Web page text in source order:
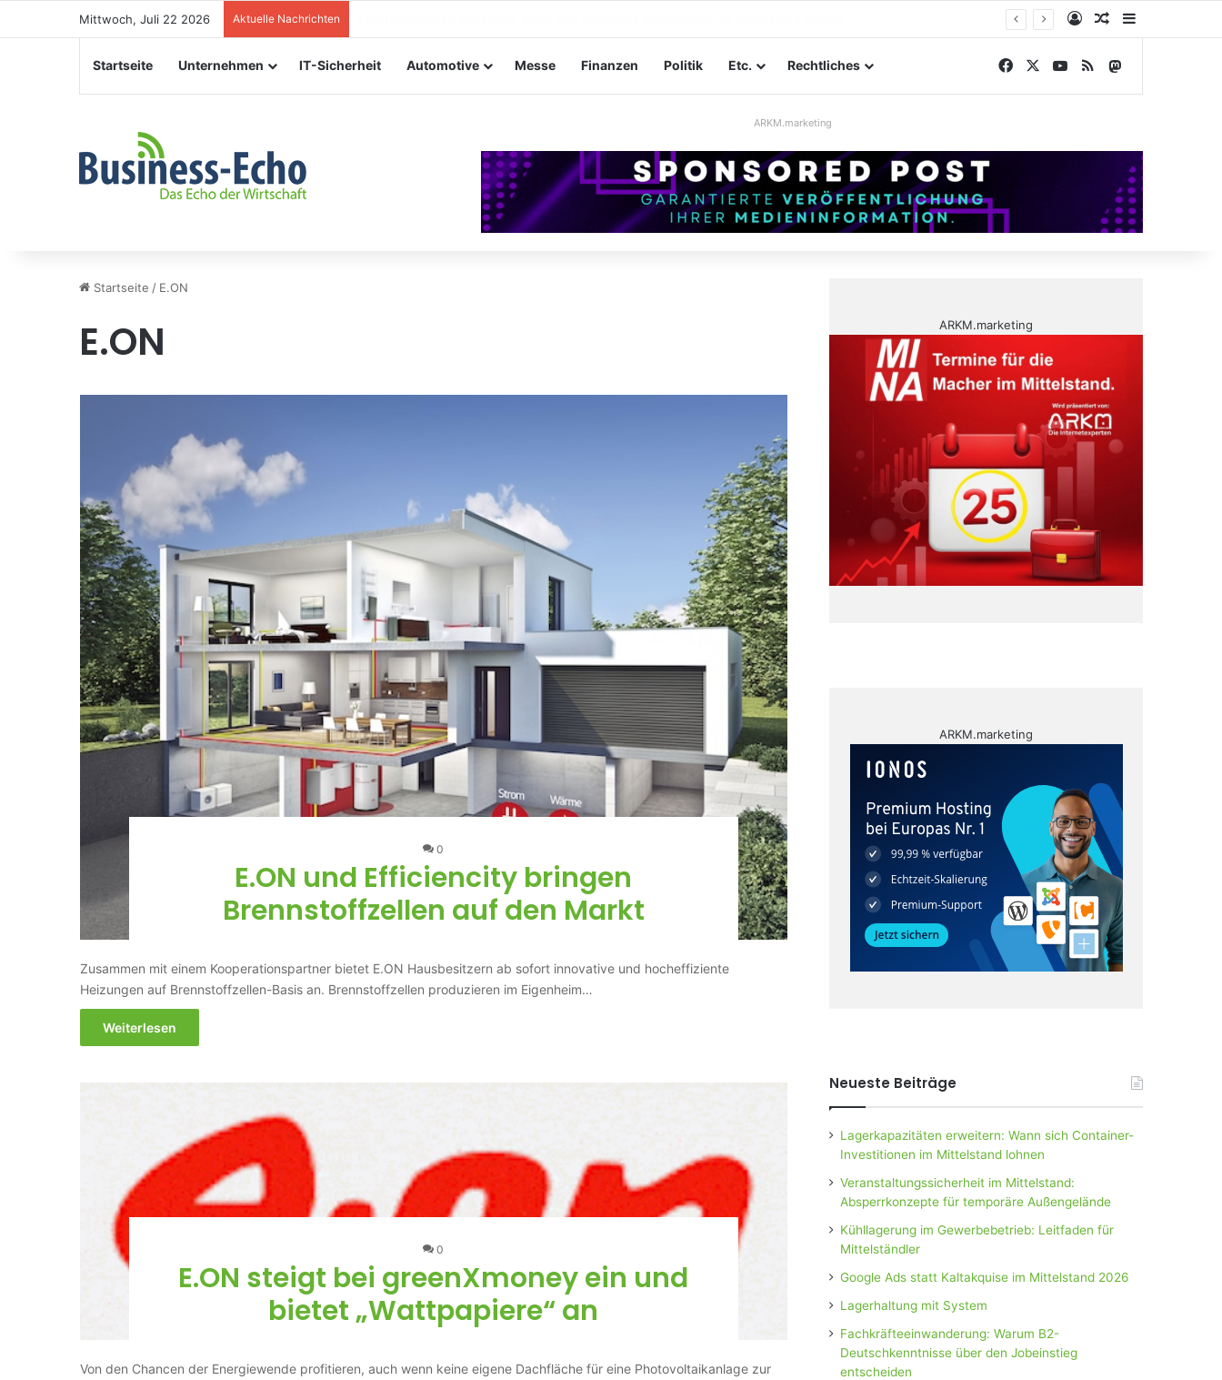
Mittwoch, Juli 22 2026 Aktuelle Nachrichten AnmeldenZufälliger
Startseite Unternehmen IT-Sicherheit Automotive Messe Finanzen Politik Etc. Rechtliches Facebook YouTube
RSS
ARKM.marketing
Startseite / E.ON
E.ON
0
E.ON und Efficiencity bringen
Brennstoffzellen auf den Markt
Zusammen mit einem Kooperationspartner bietet E.ON Hausbesitzern ab sofort innovative und hocheffiziente
Heizungen auf Brennstoffzellen-Basis an. Brennstoffzellen produzieren im Eigenheim…
Weiterlesen
0
E.ON steigt bei greenXmoney ein und
bietet „Wattpapiere“ an
Von den Chancen der Energiewende profitieren, auch wenn keine eigene Dachfläche für eine Photovoltaikanlage zur
ARKM.marketing
ARKM.marketing
Neueste Beiträge
Lagerkapazitäten erweitern: Wann sich Container-
Investitionen im Mittelstand lohnen
Veranstaltungssicherheit im Mittelstand:
Absperrkonzepte für temporäre Außengelände
Kühllagerung im Gewerbebetrieb: Leitfaden für
Mittelständler
Google Ads statt Kaltakquise im Mittelstand 2026
Lagerhaltung mit System
Fachkräfteeinwanderung: Warum B2-
Deutschkenntnisse über den Jobeinstieg
entscheiden